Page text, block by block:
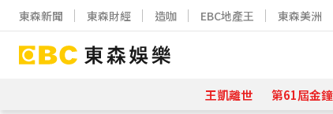
東森新聞 東森財經 造咖 EBC地產王 東森美洲
王凱離世 第61屆金